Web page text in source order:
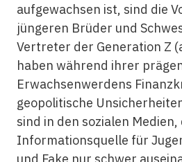
aufgewachsen ist, sind die
jüngeren Brüder und
Vertreter der Generation Z
haben während ihrer
Erwachsenwerdens
geopolitische
sind in den sozialen
Informationsquelle für